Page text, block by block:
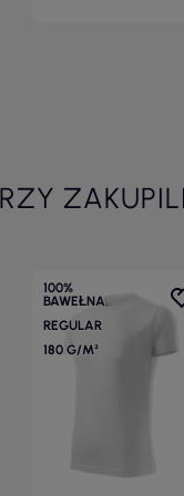
100%
BAWEŁNA
REGULAR
180 G/M²